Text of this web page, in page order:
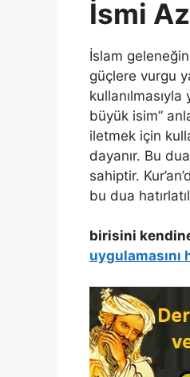
İsmi
İslam
güçlere vurgu
büyük isim”
iletmek için
dayanır. Bu
sahiptir.
bu dua
birisini
uygulamasını